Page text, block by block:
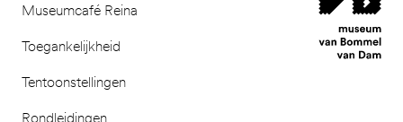
Museumcafé Reina
Toegankelijkheid
Tentoonstellingen
Rondleidingen